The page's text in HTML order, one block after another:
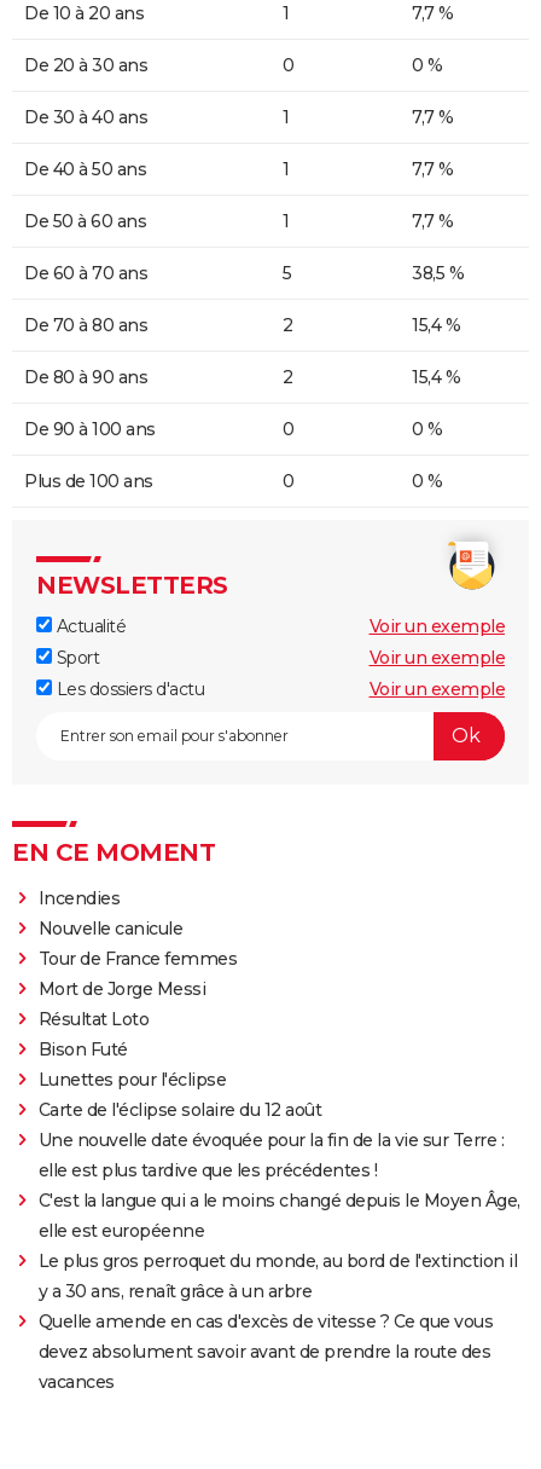
De 10 à 20 ans 1 7,7 %
De 20 à 30 ans 0 0 %
De 30 à 40 ans 1 7,7 %
De 40 à 50 ans 1 7,7 %
De 50 à 60 ans 1 7,7 %
De 60 à 70 ans 5 38,5 %
De 70 à 80 ans 2 15,4 %
De 80 à 90 ans 2 15,4 %
De 90 à 100 ans 0 0 %
Plus de 100 ans 0 0 %
NEWSLETTERS
Actualité
Voir un exemple
Sport
Voir un exemple
Les dossiers d'actu
Voir un exemple
EN CE MOMENT
Incendies
Nouvelle canicule
Tour de France femmes
Mort de Jorge Messi
Résultat Loto
Bison Futé
Lunettes pour l'éclipse
Carte de l'éclipse solaire du 12 août
Une nouvelle date évoquée pour la fin de la vie sur Terre :
elle est plus tardive que les précédentes !
C'est la langue qui a le moins changé depuis le Moyen Âge,
elle est européenne
Le plus gros perroquet du monde, au bord de l'extinction il
y a 30 ans, renaît grâce à un arbre
Quelle amende en cas d'excès de vitesse ? Ce que vous
devez absolument savoir avant de prendre la route des
vacances